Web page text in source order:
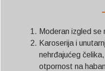
Moderan izgled
Karoserija i
nehrđajućeg
otpornost na